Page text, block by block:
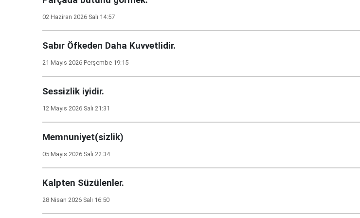
02 Haziran 2026 Salı 14:57
Sabır Öfkeden Daha Kuvvetlidir.
21 Mayıs 2026 Perşembe 19:15
Sessizlik iyidir.
12 Mayıs 2026 Salı 21:31
Memnuniyet(sizlik)
05 Mayıs 2026 Salı 22:34
Kalpten Süzülenler.
28 Nisan 2026 Salı 16:50